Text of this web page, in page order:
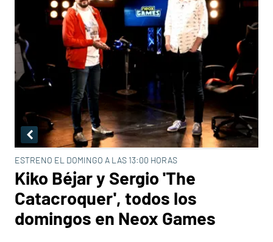
ESTRENO EL DOMINGO A LAS 13:00 HORAS
Kiko Béjar y Sergio 'The
Catacroquer', todos los
domingos en Neox Games